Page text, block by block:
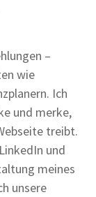
–
wie
Ich
und merke,
treibt.
und
meines
unsere